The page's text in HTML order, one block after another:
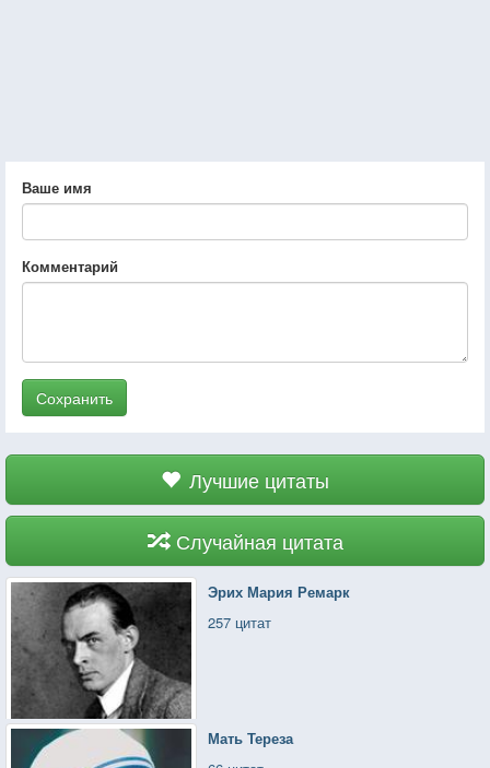
Ваше имя
Комментарий
Сохранить
Лучшие цитаты
Случайная цитата
Эрих Мария Ремарк
257 цитат
Мать Тереза